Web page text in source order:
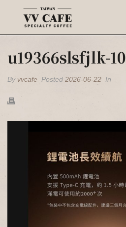
u19366slsfjlk-10
By vvcafe Posted 2026-06-22 In